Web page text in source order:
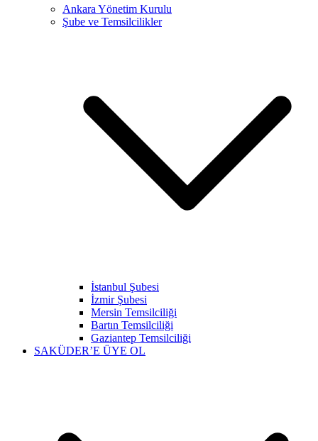
Ankara Yönetim Kurulu
Şube ve Temsilcilikler
İstanbul Şubesi
İzmir Şubesi
Mersin Temsilciliği
Bartın Temsilciliği
Gaziantep Temsilciliği
SAKÜDER’E ÜYE OL